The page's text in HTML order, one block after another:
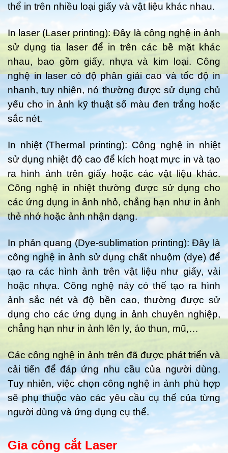
thể in trên nhiều loại giấy và vật liệu khác nhau.
In laser (Laser printing): Đây là công nghệ in ảnh
sử dụng tia laser để in trên các bề mặt khác
nhau, bao gồm giấy, nhựa và kim loại. Công
nghệ in laser có độ phân giải cao và tốc độ in
nhanh, tuy nhiên, nó thường được sử dụng chủ
yếu cho in ảnh kỹ thuật số màu đen trắng hoặc
sắc nét.
In nhiệt (Thermal printing): Công nghệ in nhiệt
sử dụng nhiệt độ cao để kích hoạt mực in và tạo
ra hình ảnh trên giấy hoặc các vật liệu khác.
Công nghệ in nhiệt thường được sử dụng cho
các ứng dụng in ảnh nhỏ, chẳng hạn như in ảnh
thẻ nhớ hoặc ảnh nhận dạng.
In phản quang (Dye-sublimation printing): Đây là
công nghệ in ảnh sử dụng chất nhuộm (dye) để
tạo ra các hình ảnh trên vật liệu như giấy, vải
hoặc nhựa. Công nghệ này có thể tạo ra hình
ảnh sắc nét và độ bền cao, thường được sử
dụng cho các ứng dụng in ảnh chuyên nghiệp,
chẳng hạn như in ảnh lên ly, áo thun, mũ,…
Các công nghệ in ảnh trên đã được phát triển và
cải tiến để đáp ứng nhu cầu của người dùng.
Tuy nhiên, việc chọn công nghệ in ảnh phù hợp
sẽ phụ thuộc vào các yêu cầu cụ thể của từng
người dùng và ứng dụng cụ thể.
Gia công cắt Laser